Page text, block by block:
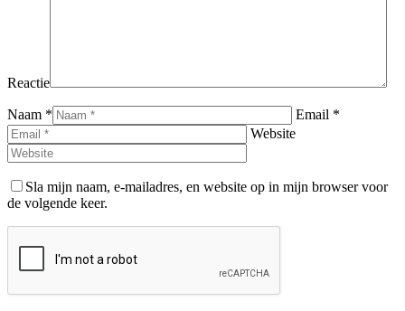
Reactie
Naam *
Email *
Website
Sla mijn naam, e-mailadres, en website op in mijn browser voor
de volgende keer.